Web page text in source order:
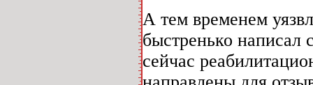
А тем временем
быстренько
сейчас